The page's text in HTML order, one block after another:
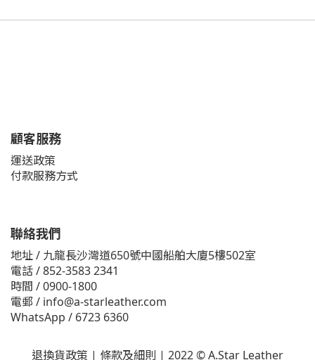
顧客服務
運送政策
付款服務方式
聯絡我們
地址 / 九龍長沙灣道650號中國船舶大廈5樓502室
電話 / 852-3583 2341
時間 / 0900-1800
電郵 / info@a-starleather.com
WhatsApp / 6723 6360
退換貨政策 | 條款及細則 | 2022 © A.Star Leather